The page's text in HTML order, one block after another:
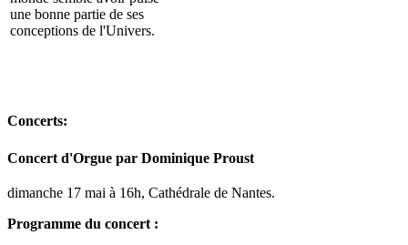
une bonne partie de ses
conceptions de l'Univers.
Concerts:
Concert d'Orgue par Dominique Proust
dimanche 17 mai à 16h, Cathédrale de Nantes.
Programme du concert :